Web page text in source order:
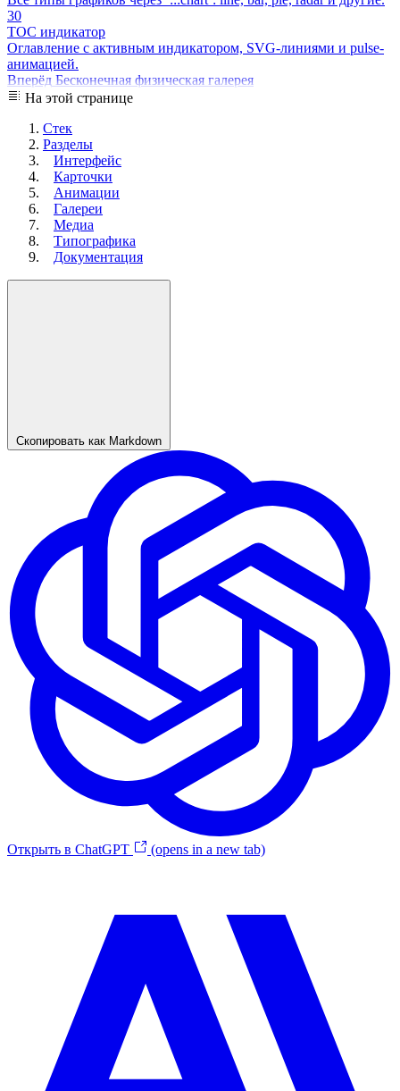
30
TOC индикатор
Оглавление с активным индикатором, SVG-линиями и pulse-
анимацией.
Вперёд Бесконечная физическая галерея
На этой странице
Стек
Разделы
Интерфейс
Карточки
Анимации
Галереи
Медиа
Типографика
Документация
Скопировать как Markdown
Открыть в ChatGPT (opens in a new tab)